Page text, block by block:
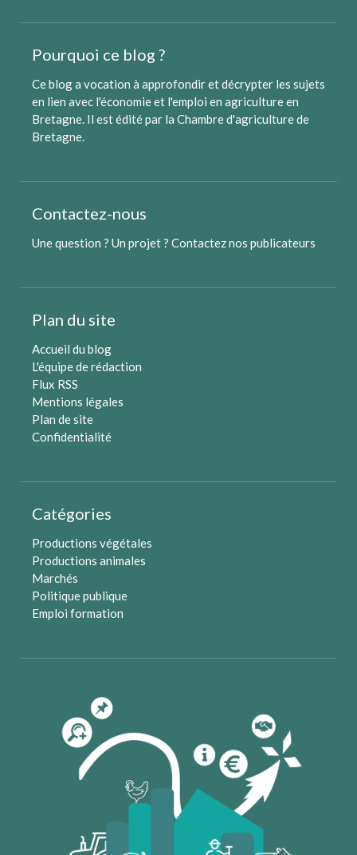
Pourquoi ce blog ?
Ce blog a vocation à approfondir et décrypter les sujets
en lien avec l'économie et l'emploi en agriculture en
Bretagne. Il est édité par la Chambre d'agriculture de
Bretagne.
Contactez-nous
Une question ? Un projet ? Contactez nos publicateurs
Plan du site
Accueil du blog
L'équipe de rédaction
Flux RSS
Mentions légales
Plan de site
Confidentialité
Catégories
Productions végétales
Productions animales
Marchés
Politique publique
Emploi formation